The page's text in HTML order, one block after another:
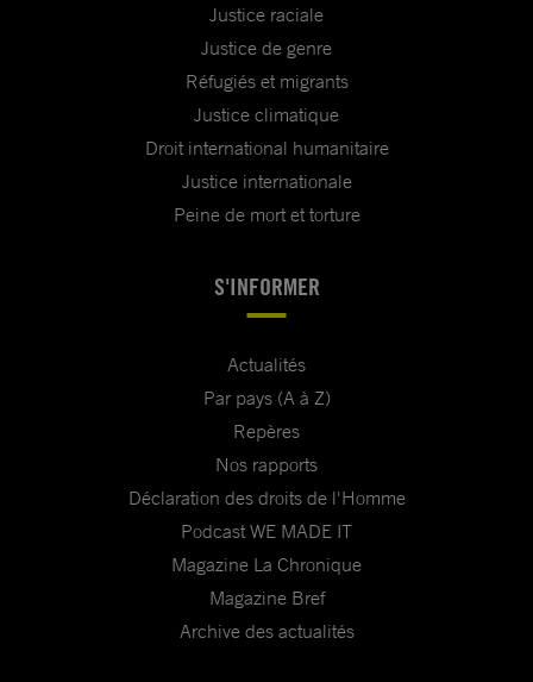
Justice raciale
Justice de genre
Réfugiés et migrants
Justice climatique
Droit international humanitaire
Justice internationale
Peine de mort et torture
S'INFORMER
Actualités
Par pays (A à Z)
Repères
Nos rapports
Déclaration des droits de l'Homme
Podcast WE MADE IT
Magazine La Chronique
Magazine Bref
Archive des actualités